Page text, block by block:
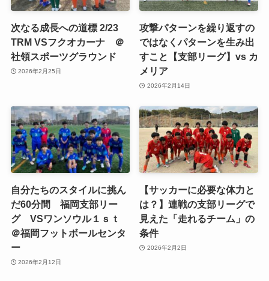
次なる成長への道標 2/23
TRM VSフクオカーナ ＠
社領スポーツグラウンド
2026年2月25日
攻撃パターンを繰り返すの
ではなくパターンを生み出
すこと【支部リーグ】vs カ
メリア
2026年2月14日
自分たちのスタイルに挑ん
だ60分間 福岡支部リー
グ VSワンソウル１ｓｔ
＠福岡フットボールセンタ
ー
2026年2月12日
【サッカーに必要な体力と
は？】連戦の支部リーグで
見えた「走れるチーム」の
条件
2026年2月2日